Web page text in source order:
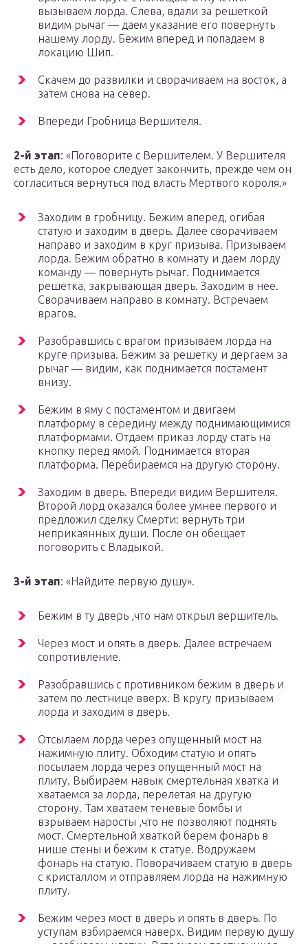
вызываем лорда. Слева, вдали за решеткой
видим рычаг — даем указание его повернуть
нашему лорду. Бежим вперед и попадаем в
локацию Шип.
Скачем до развилки и сворачиваем на восток, а
затем снова на север.
Впереди Гробница Вершителя.
2-й этап: «Поговорите с Вершителем. У Вершителя
есть дело, которое следует закончить, прежде чем он
согласиться вернуться под власть Мертвого короля.»
Заходим в гробницу. Бежим вперед, огибая
статую и заходим в дверь. Далее сворачиваем
направо и заходим в круг призыва. Призываем
лорда. Бежим обратно в комнату и даем лорду
команду — повернуть рычаг. Поднимается
решетка, закрывающая дверь. Заходим в нее.
Сворачиваем направо в комнату. Встречаем
врагов.
Разобравшись с врагом призываем лорда на
круге призыва. Бежим за решетку и дергаем за
рычаг — видим, как поднимается постамент
внизу.
Бежим в яму с постаментом и двигаем
платформу в середину между поднимающимися
платформами. Отдаем приказ лорду стать на
кнопку перед ямой. Поднимается вторая
платформа. Перебираемся на другую сторону.
Заходим в дверь. Впереди видим Вершителя.
Второй лорд оказался более умнее первого и
предложил сделку Смерти: вернуть три
неприкаянных души. После он обещает
поговорить с Владыкой.
3-й этап: «Найдите первую душу».
Бежим в ту дверь ,что нам открыл вершитель.
Через мост и опять в дверь. Далее встречаем
сопротивление.
Разобравшись с противником бежим в дверь и
затем по лестнице вверх. В кругу призываем
лорда и заходим в дверь.
Отсылаем лорда через опущенный мост на
нажимную плиту. Обходим статую и опять
посылаем лорда через опущенный мост на
плиту. Выбираем навык смертельная хватка и
хватаемся за лорда, перелетая на другую
сторону. Там хватаем теневые бомбы и
взрываем наросты ,что не позволяют поднять
мост. Смертельной хваткой берем фонарь в
нише стены и бежим к статуе. Водружаем
фонарь на статую. Поворачиваем статую в дверь
с кристаллом и отправляем лорда на нажимную
плиту.
Бежим через мост в дверь и опять в дверь. По
уступам взбираемся наверх. Видим первую душу